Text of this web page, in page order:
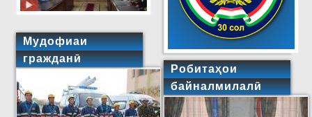
Мудофиаи
гражданӣ
Робитаҳои
байналмилалӣ